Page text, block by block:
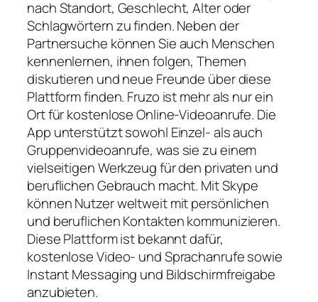
nach Standort, Geschlecht, Alter oder
Schlagwörtern zu finden. Neben der
Partnersuche können Sie auch Menschen
kennenlernen, ihnen folgen, Themen
diskutieren und neue Freunde über diese
Plattform finden. Fruzo ist mehr als nur ein
Ort für kostenlose Online-Videoanrufe. Die
App unterstützt sowohl Einzel- als auch
Gruppenvideoanrufe, was sie zu einem
vielseitigen Werkzeug für den privaten und
beruflichen Gebrauch macht. Mit Skype
können Nutzer weltweit mit persönlichen
und beruflichen Kontakten kommunizieren.
Diese Plattform ist bekannt dafür,
kostenlose Video- und Sprachanrufe sowie
Instant Messaging und Bildschirmfreigabe
anzubieten.